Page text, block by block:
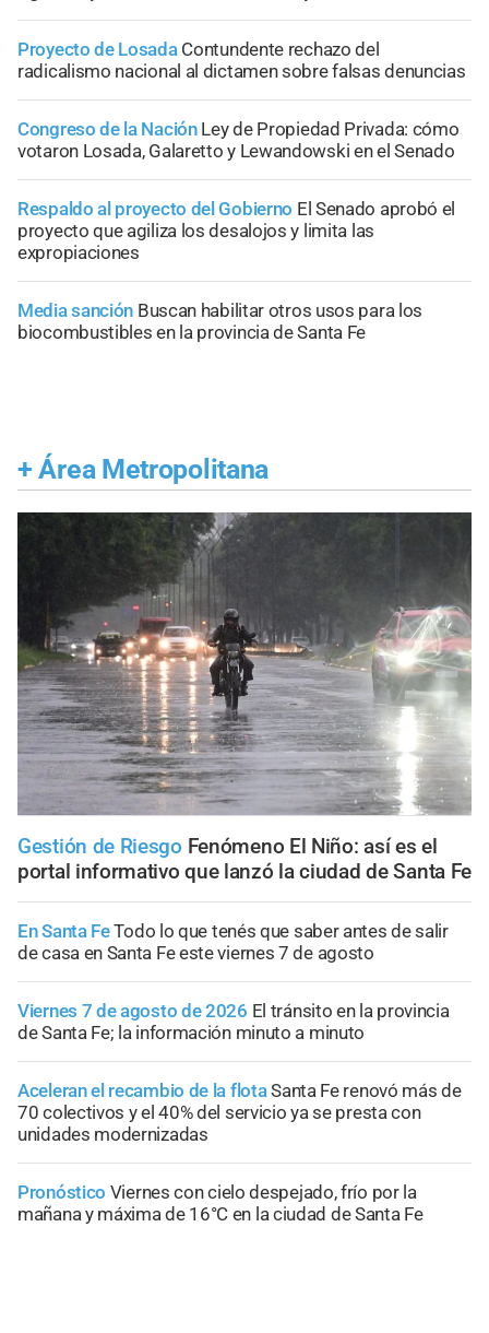
Proyecto de Losada Contundente rechazo del
radicalismo nacional al dictamen sobre falsas denuncias
Congreso de la Nación Ley de Propiedad Privada: cómo
votaron Losada, Galaretto y Lewandowski en el Senado
Respaldo al proyecto del Gobierno El Senado aprobó el
proyecto que agiliza los desalojos y limita las
expropiaciones
Media sanción Buscan habilitar otros usos para los
biocombustibles en la provincia de Santa Fe
+ Área Metropolitana
Gestión de Riesgo Fenómeno El Niño: así es el
portal informativo que lanzó la ciudad de Santa Fe
En Santa FeTodo lo que tenés que saber antes de salir
de casa en Santa Fe este viernes 7 de agosto
Viernes 7 de agosto de 2026 El tránsito en la provincia
de Santa Fe; la información minuto a minuto
Aceleran el recambio de la flotaSanta Fe renovó más de
70 colectivos y el 40% del servicio ya se presta con
unidades modernizadas
Pronóstico Viernes con cielo despejado, frío por la
mañana y máxima de 16°C en la ciudad de Santa Fe